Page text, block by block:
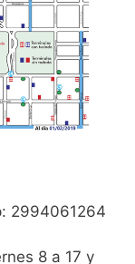
2994061264
8 a 17 y